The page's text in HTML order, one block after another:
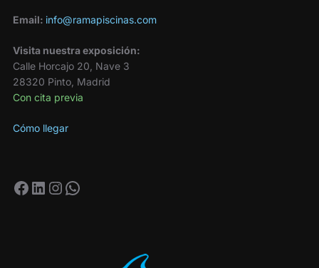
Email: info@ramapiscinas.com
Visita nuestra exposición:
Calle Horcajo 20, Nave 3
28320 Pinto, Madrid
Con cita previa
Cómo llegar
Facebook
LinkedIn
Instagram
WhatsApp